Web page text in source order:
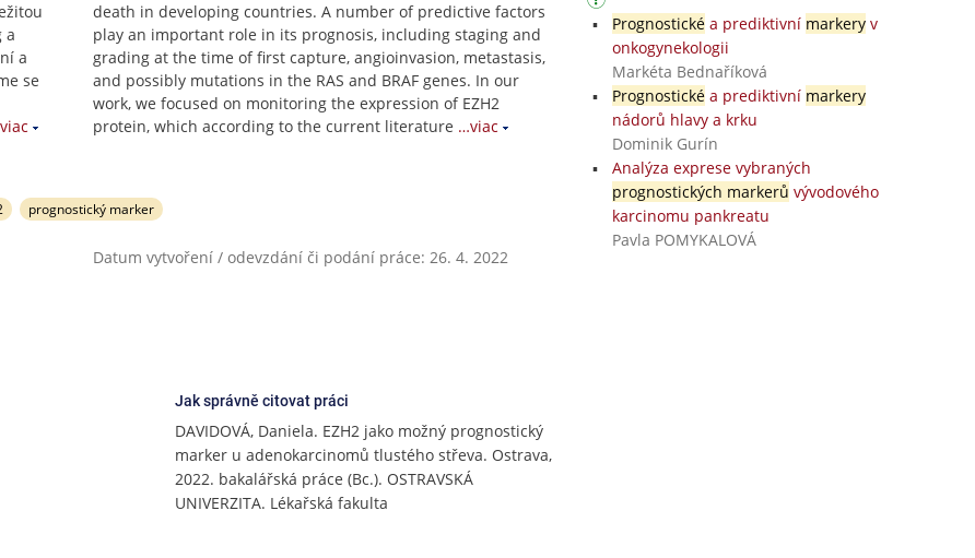
a
a
se
death in developing countries. A number of predictive factors
play an important role in its prognosis, including staging and
grading at the time of first capture, angioinvasion, metastasis,
and possibly mutations in the RAS and BRAF genes. In our
work, we focused on monitoring the expression of EZH2
protein, which according to the current literature …viac
prognostický marker
Datum vytvoření / odevzdání či podání práce: 26. 4. 2022
Jak správně citovat práci
DAVIDOVÁ, Daniela. EZH2 jako možný prognostický
marker u adenokarcinomů tlustého střeva. Ostrava,
2022. bakalářská práce (Bc.). OSTRAVSKÁ
UNIVERZITA. Lékařská fakulta
Prognostickéa prediktivní markeryv
onkogynekologii
Markéta Bednaříková
Prognostickéa prediktivní markery
nádorů hlavy a krku
Dominik Gurín
Analýza exprese vybraných
prognostických markerů vývodového
karcinomu pankreatu
Pavla POMYKALOVÁ